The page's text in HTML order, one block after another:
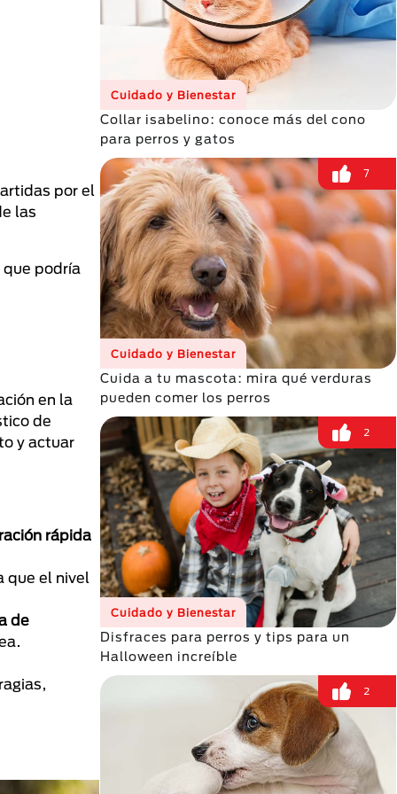
por el
las
podría
en la
de
y actuar
rápida
que el nivel
de
Cuidado y Bienestar
Collar isabelino: conoce más del cono
para perros y gatos
7
Cuidado y Bienestar
Cuida a tu mascota: mira qué verduras
pueden comer los perros
2
Cuidado y Bienestar
Disfraces para perros y tips para un
Halloween increíble
2